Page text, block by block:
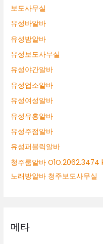
보도사무실
유성바알바
유성밤알바
유성보도사무실
유성야간알바
유성업소알바
유성여성알바
유성유흥알바
유성주점알바
유성퍼블릭알바
청주룸알바
노래방알바 청주보도사무실
메타